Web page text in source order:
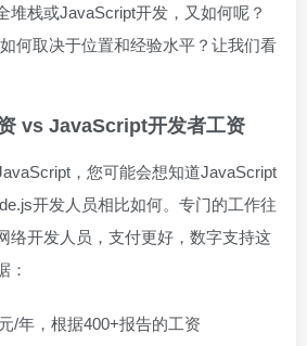
堆栈或JavaScript开发，又如何呢？
何取决于位置和经验水平？让我们看
vs JavaScript开发者工资
，您可能会想知道JavaScript
开发人员相比如何。专门的工作往
络开发人员，支付更好，数字支持这
：
/年，根据400+报告的工资